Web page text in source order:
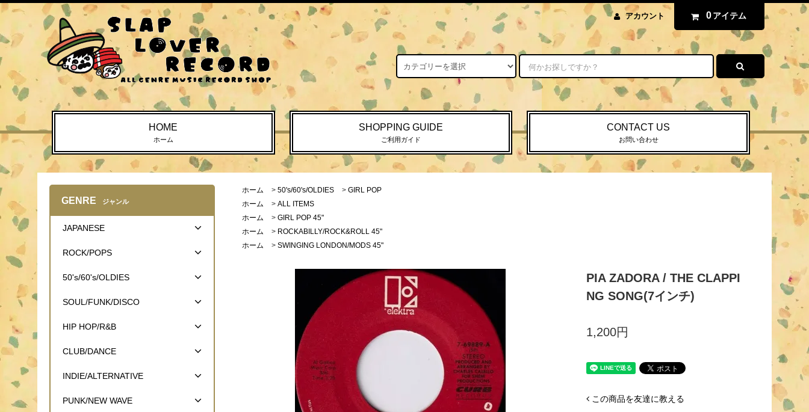
アカウント 0 アイテム
HOME
ホーム
SHOPPING GUIDE
ご利用ガイド
CONTACT US
お問い合わせ
ホーム > 50's/60's/OLDIES > GIRL POP
ホーム
> ALL ITEMS
ホーム
> GIRL POP 45"
ホーム
> ROCKABILLY/ROCK&ROLL 45"
ホーム
> SWINGING LONDON/MODS 45"
PIA ZADORA / THE CLAPPI
NG SONG(7インチ)
1,200円
この商品を友達に教える
GENRE ジャンル
JAPANESE
ROCK/POPS
50's/60's/OLDIES
SOUL/FUNK/DISCO
HIP HOP/R&B
CLUB/DANCE
INDIE/ALTERNATIVE
PUNK/NEW WAVE